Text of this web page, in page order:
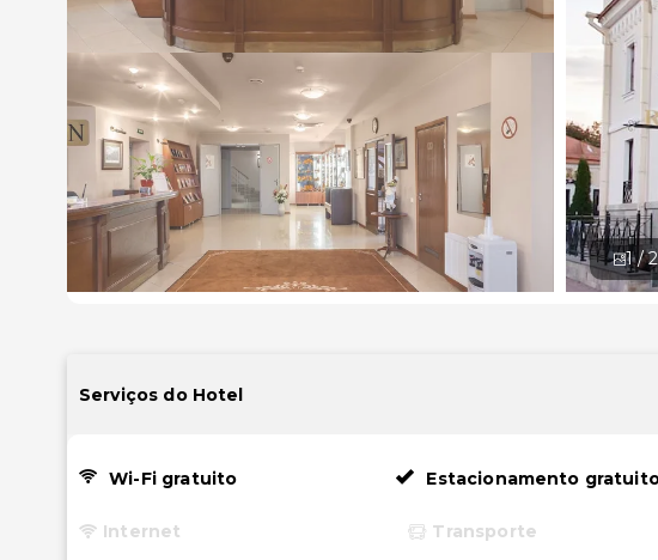
1 /
Serviços do Hotel
Wi-Fi gratuito Estacionamento
Internet Transporte